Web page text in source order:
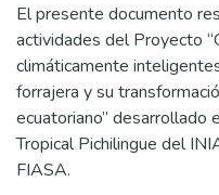
El presente documento
actividades del Proyecto
climáticamente
forrajera y su
ecuatoriano” desarrollado
Tropical Pichilingue del
FIASA.